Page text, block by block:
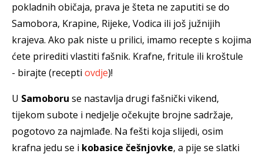
pokladnih običaja, prava je šteta ne zaputiti se do
Samobora, Krapine, Rijeke, Vodica ili još južnijih
krajeva. Ako pak niste u prilici, imamo recepte s kojima
ćete prirediti vlastiti fašnik. Krafne, fritule ili kroštule
- birajte (recepti ovdje)!
U Samoboru se nastavlja drugi fašnički vikend,
tijekom subote i nedjelje očekujte brojne sadržaje,
pogotovo za najmlađe. Na fešti koja slijedi, osim
krafna jedu se i kobasice češnjovke, a pije se slatki